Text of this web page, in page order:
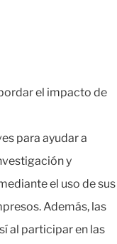
el impacto de
para ayudar a
y
el uso de sus
Además, las
al participar en las